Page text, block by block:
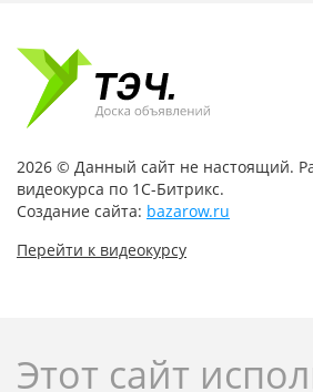
2026 © Данный сайт не настоящий.
видеокурса по 1С-Битрикс.
Создание сайта: bazarow.ru
Перейти к видеокурсу
Этот сайт